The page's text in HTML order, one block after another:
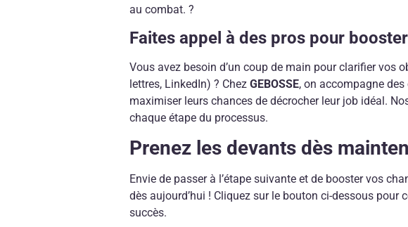
au combat. ?
Faites appel à des pros pour
Vous avez besoin d’un coup de main pour clarifier vos
lettres, LinkedIn) ? ChezGEBOSSE, on accompagne
maximiser leurs chances de décrocher leur job idéal.
chaque étape du processus.
Prenez les devants dès
Envie de passer à l’étape suivante et de booster vos
dès aujourd’hui ! Cliquez sur le bouton ci-dessous pour
succès.